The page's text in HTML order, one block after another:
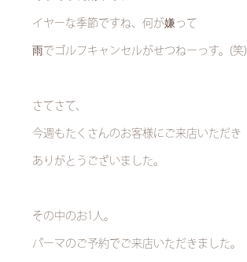
イヤーな季節ですね、何が嫌って
雨でゴルフキャンセルがせつねーっす。(笑)
さてさて、
今週もたくさんのお客様にご来店いただき
ありがとうございました。
その中のお1人。
パーマのご予約でご来店いただきました。